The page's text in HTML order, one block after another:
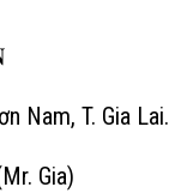
Nam, T. Gia Lai.
Gia)